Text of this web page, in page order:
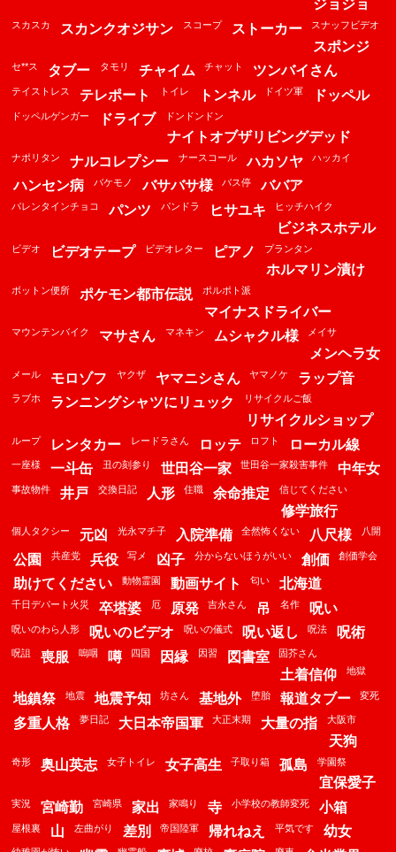
ジョジョ
スカスカ スカンクオジサン スコープ ストーカー スナッフビデオ
スポンジ
セ**ス タブー タモリ チャイム チャット ツンバイさん
テイストレス テレポート トイレ トンネル ドイツ軍 ドッペル
ドッペルゲンガー ドライブ ドンドンドン
ナイトオブザリビングデッド
ナポリタン ナルコレプシー ナースコール ハカソヤ ハッカイ
ハンセン病 バケモノ バサバサ様 バス停 ババア
バレンタインチョコ パンツ パンドラ ヒサユキ ヒッチハイク
ビジネスホテル
ビデオ ビデオテープ ビデオレター ピアノ プランタン
ホルマリン漬け
ボットン便所 ポケモン都市伝説 ポルポト派
マイナスドライバー
マウンテンバイク マサさん マネキン ムシャクル様 メイサ
メンヘラ女
メール モロゾフ ヤクザ ヤマニシさん ヤマノケ ラップ音
ラブホ ランニングシャツにリュック リサイクルご飯
リサイクルショップ
ループ レンタカー レードラさん ロッテ ロフト ローカル線
一座様 一斗缶 丑の刻参り 世田谷一家 世田谷一家殺害事件 中年女
事故物件 井戸 交換日記 人形 住職 余命推定 信じてください
修学旅行
個人タクシー 元凶 光永マチ子 入院準備 全然怖くない 八尺様 八開
公園 共産党 兵役 写メ 凶子 分からないほうがいい 創価 創価学会
助けてください 動物霊園 動画サイト 匂い 北海道
千日デパート火災 卒塔婆 厄 原発 吉永さん 吊 名作 呪い
呪いのわら人形 呪いのビデオ 呪いの儀式 呪い返し 呪法 呪術
呪詛 喪服 嗚咽 噂 四国 因縁 因習 図書室 固芥さん
土着信仰 地獄
地鎮祭 地震 地震予知 坊さん 基地外 堕胎 報道タブー 変死
多重人格 夢日記 大日本帝国軍 大正末期 大量の指 大阪市
天狗
奇形 奥山英志 女子トイレ 女子高生 子取り箱 孤島 学園祭
宜保愛子
実況 宮崎勤 宮崎県 家出 家鳴り 寺 小学校の教師変死 小箱
屋根裏 山 左曲がり 差別 帝国陸軍 帰れねえ 平気です 幼女